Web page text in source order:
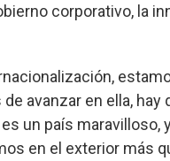
corporativo, la
avanzar en ella, hay
un país maravilloso,
en el exterior más